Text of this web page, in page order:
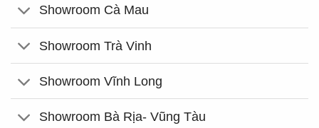
Showroom Cà Mau
Showroom Trà Vinh
Showroom Vĩnh Long
Showroom Bà Rịa- Vũng Tàu